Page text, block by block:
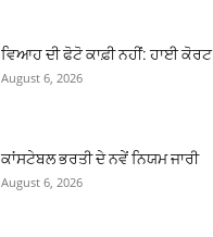
ਵਿਆਹ ਦੀ ਫੋਟੋ ਕਾਫ਼ੀ ਨਹੀਂ: ਹਾਈ ਕੋਰਟ
August 6, 2026
ਕਾਂਸਟੇਬਲ ਭਰਤੀ ਦੇ ਨਵੇਂ ਨਿਯਮ ਜਾਰੀ
August 6, 2026